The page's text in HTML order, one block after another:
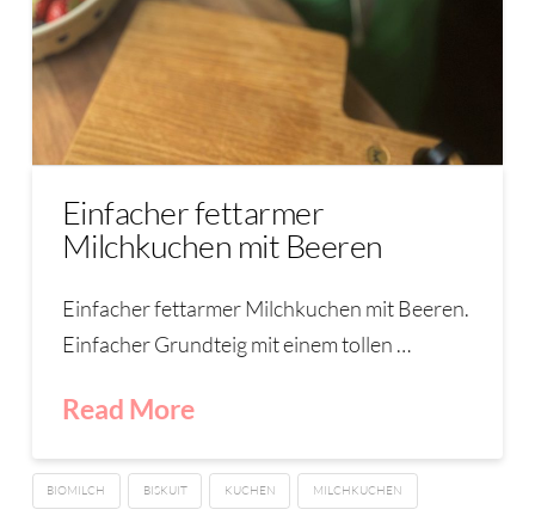
Einfacher fettarmer
Milchkuchen mit Beeren
Einfacher fettarmer Milchkuchen mit Beeren.
Einfacher Grundteig mit einem tollen …
Read More
BIOMILCH BISKUIT KUCHEN MILCHKUCHEN